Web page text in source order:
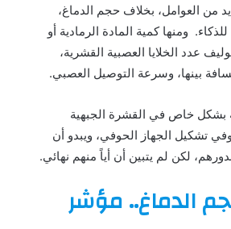
من العوامل، بخلاف حجم الدماغ،
ومنها كمية المادة الرمادية أو
عدد الخلايا العصبية القشرية،
بينها، وسرعة التوصيل العصبي.
بشكل خاص في القشرة الجبهية
وفي تشكيل الجهاز الحوفي، ويبدو أن
لكن لم يتبين أن أياً منهم نهائي.
الدماغ.. مؤشر